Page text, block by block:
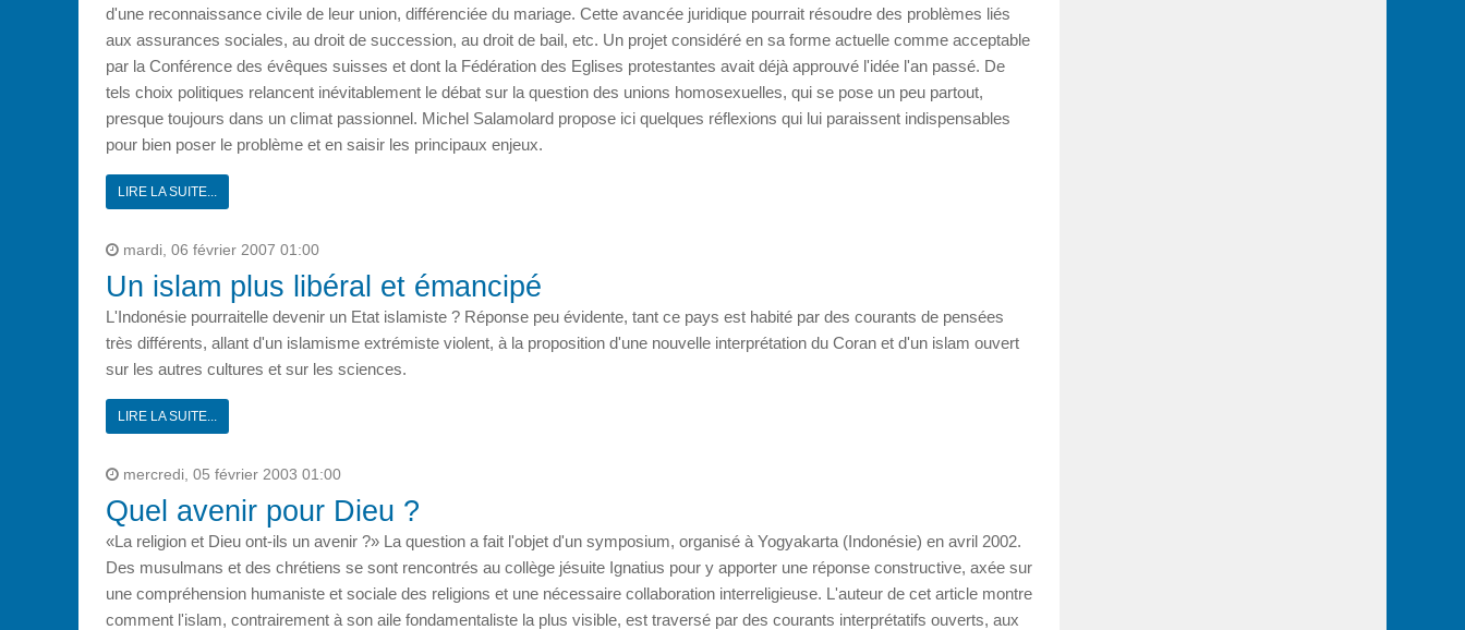
d'une reconnaissance civile de leur union, différenciée du mariage. Cette avancée juridique pourrait résoudre des problèmes liés
aux assurances sociales, au droit de succession, au droit de bail, etc. Un projet considéré en sa forme actuelle comme acceptable
par la Conférence des évêques suisses et dont la Fédération des Eglises protestantes avait déjà approuvé l'idée l'an passé. De
tels choix politiques relancent inévitablement le débat sur la question des unions homosexuelles, qui se pose un peu partout,
presque toujours dans un climat passionnel. Michel Salamolard propose ici quelques réflexions qui lui paraissent indispensables
pour bien poser le problème et en saisir les principaux enjeux.
LIRE LA SUITE...
mardi, 06 février 2007 01:00
Un islam plus libéral et émancipé
L'Indonésie pourraitelle devenir un Etat islamiste ? Réponse peu évidente, tant ce pays est habité par des courants de pensées
très différents, allant d'un islamisme extrémiste violent, à la proposition d'une nouvelle interprétation du Coran et d'un islam ouvert
sur les autres cultures et sur les sciences.
LIRE LA SUITE...
mercredi, 05 février 2003 01:00
Quel avenir pour Dieu ?
«La religion et Dieu ont-ils un avenir ?» La question a fait l'objet d'un symposium, organisé à Yogyakarta (Indonésie) en avril 2002.
Des musulmans et des chrétiens se sont rencontrés au collège jésuite Ignatius pour y apporter une réponse constructive, axée sur
une compréhension humaniste et sociale des religions et une nécessaire collaboration interreligieuse. L'auteur de cet article montre
comment l'islam, contrairement à son aile fondamentaliste la plus visible, est traversé par des courants interprétatifs ouverts, aux